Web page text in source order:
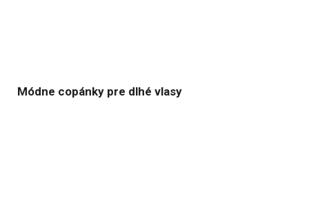
Módne copánky pre dlhé vlasy